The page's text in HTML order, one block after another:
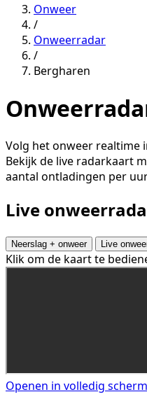
Onweer
/
Onweerradar
/
Bergharen
Volg het onweer realtime
Bekijk de live radarkaart
aantal ontladingen per
Live
Neerslag + onweer Live
Klik om de kaart te
Openen in volledig